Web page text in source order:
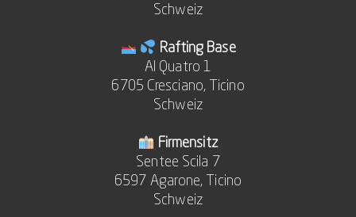
Schweiz
Rafting Base
Al Quatro 1
6705 Cresciano, Ticino
Schweiz
Firmensitz
Sentee Scila 7
6597 Agarone, Ticino
Schweiz